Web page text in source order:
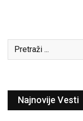
Najnovije Vesti